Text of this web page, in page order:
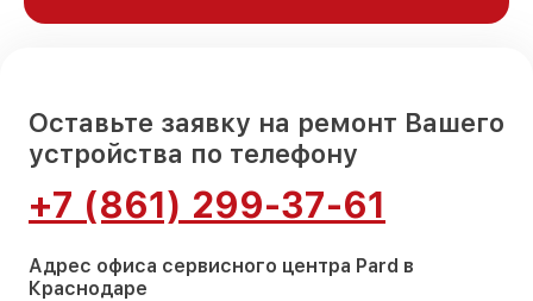
Оставьте заявку на ремонт Вашего
устройства по телефону
+7 (861) 299-37-61
Адрес офиса сервисного центра Pard в
Краснодаре